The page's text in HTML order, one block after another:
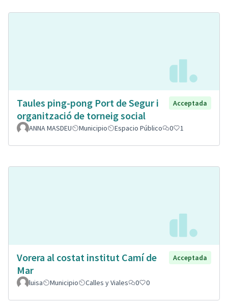
Taules ping-pong Port de Segur i
organització de torneig social
Acceptada
ANNA MASDEU Municipio Espacio Público 0 1
Vorera al costat institut Camí de
Mar
Acceptada
luisa Municipio Calles y Viales 0 0